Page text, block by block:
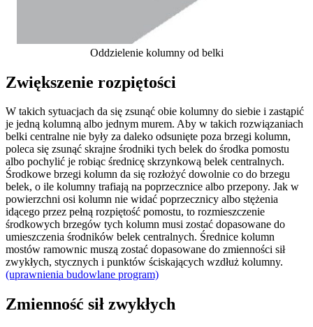
Oddzielenie kolumny od belki
Zwiększenie rozpiętości
W takich sytuacjach da się zsunąć obie kolumny do siebie i zastąpić
je jedną kolumną albo jednym murem. Aby w takich rozwiązaniach
belki centralne nie były za daleko odsunięte poza brzegi kolumn,
poleca się zsunąć skrajne środniki tych belek do środka pomostu
albo pochylić je robiąc średnicę skrzynkową belek centralnych.
Środkowe brzegi kolumn da się rozłożyć dowolnie co do brzegu
belek, o ile kolumny trafiają na poprzecznice albo przepony. Jak w
powierzchni osi kolumn nie widać poprzecznicy albo stężenia
idącego przez pełną rozpiętość pomostu, to rozmieszczenie
środkowych brzegów tych kolumn musi zostać dopasowane do
umieszczenia środników belek centralnych. Średnice kolumn
mostów ramownic muszą zostać dopasowane do zmienności sił
zwykłych, stycznych i punktów ściskających wzdłuż kolumny.
(uprawnienia budowlane program)
Zmienność sił zwykłych